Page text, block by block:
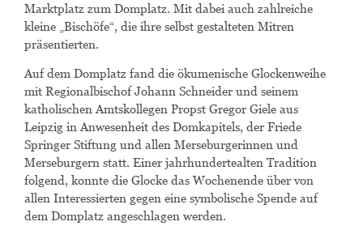
Marktplatz zum Domplatz. Mit dabei auch zahlreiche
kleine „Bischöfe“, die ihre selbst gestalteten Mitren
präsentierten.
Auf dem Domplatz fand die ökumenische Glockenweihe
mit Regionalbischof Johann Schneider und seinem
katholischen Amtskollegen Propst Gregor Giele aus
Leipzig in Anwesenheit des Domkapitels, der Friede
Springer Stiftung und allen Merseburgerinnen und
Merseburgern statt. Einer jahrhundertealten Tradition
folgend, konnte die Glocke das Wochenende über von
allen Interessierten gegen eine symbolische Spende auf
dem Domplatz angeschlagen werden.